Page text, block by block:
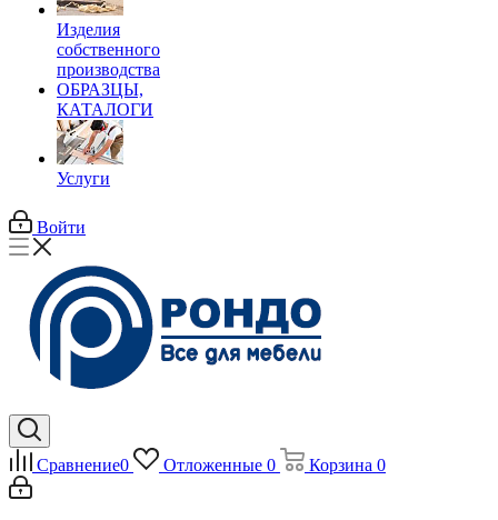
Изделия
собственного
производства
ОБРАЗЦЫ,
КАТАЛОГИ
Услуги
Войти
Сравнение0 Отложенные 0 Корзина 0